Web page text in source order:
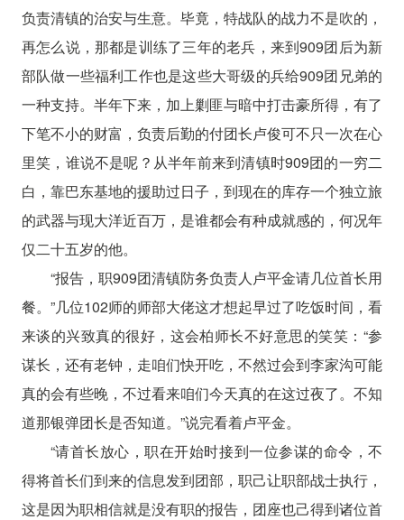
负责清镇的治安与生意。毕竟，特战队的战力不是吹的，
再怎么说，那都是训练了三年的老兵，来到909团后为新
部队做一些福利工作也是这些大哥级的兵给909团兄弟的
一种支持。半年下来，加上剿匪与暗中打击豪所得，有了
下笔不小的财富，负责后勤的付团长卢俊可不只一次在心
里笑，谁说不是呢？从半年前来到清镇时909团的一穷二
白，靠巴东基地的援助过日子，到现在的库存一个独立旅
的武器与现大洋近百万，是谁都会有种成就感的，何况年
仅二十五岁的他。
“报告，职909团清镇防务负责人卢平金请几位首长用
餐。”几位102师的师部大佬这才想起早过了吃饭时间，看
来谈的兴致真的很好，这会柏师长不好意思的笑笑：“参
谋长，还有老钟，走咱们快开吃，不然过会到李家沟可能
真的会有些晚，不过看来咱们今天真的在这过夜了。不知
道那银弹团长是否知道。”说完看着卢平金。
“请首长放心，职在开始时接到一位参谋的命令，不
得将首长们到来的信息发到团部，职己让职部战士执行，
这是因为职相信就是没有职的报告，团座也己得到诸位首